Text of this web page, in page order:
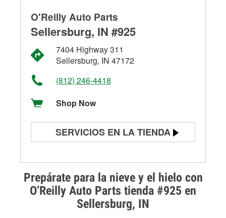
Prepárate para la nieve y el hielo con
O’Reilly Auto Parts tienda #925 en
Sellersburg, IN
O'Reilly Auto Parts
Sellersburg, IN #925
7404 Highway 311
Sellersburg, IN 47172
(812) 246-4418
Shop Now
SERVICIOS EN LA TIENDA
Prueba de alternadores y
arrancadores
Revisión de la luz "Check Engine"